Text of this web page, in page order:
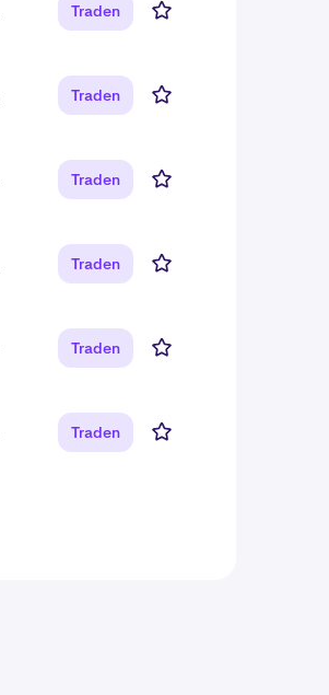
Traden
Traden
Traden
Traden
Traden
Traden